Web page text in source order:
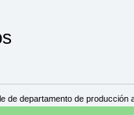
de departamento de producción